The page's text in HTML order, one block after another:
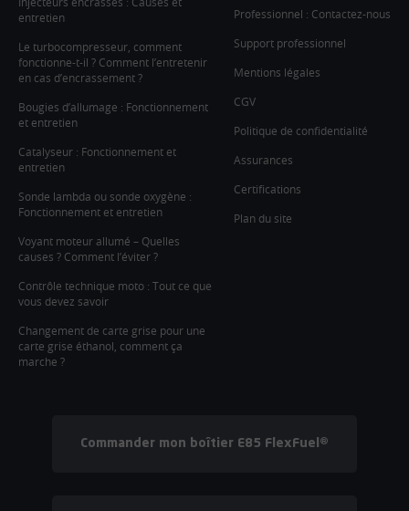
entretien
Le turbocompresseur, comment
fonctionne-t-il ? Comment l’entretenir
en cas d’encrassement ?
Bougies d’allumage : Fonctionnement
et entretien
Catalyseur : Fonctionnement et
entretien
Sonde lambda ou sonde oxygène :
Fonctionnement et entretien
Voyant moteur allumé – Quelles
causes ? Comment l’éviter ?
Contrôle technique moto : Tout ce que
vous devez savoir
Changement de carte grise pour une
carte grise éthanol, comment ça
marche ?
Professionnel : Contactez-nous
Support professionnel
Mentions légales
CGV
Politique de confidentialité
Assurances
Certifications
Plan du site
Commander mon boîtier E85 FlexFuel®